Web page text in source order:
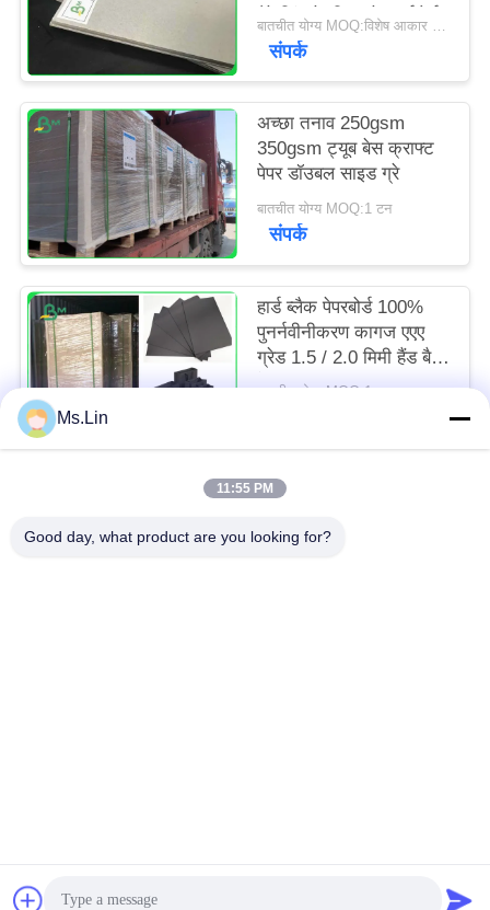
पैकेजिंग के लिए ग्रे कार्डबोर्ड
शीट
बातचीत योग्य MOQ:विशेष आकार के लिए 1 टन और मानक आकार के लिए 10 टन
संपर्क
अच्छा तनाव 250gsm
350gsm ट्यूब बेस क्राफ्ट
पेपर डॉउबल साइड ग्रे
बातचीत योग्य MOQ:1 टन
संपर्क
हार्ड ब्लैक पेपरबोर्ड 100%
पुनर्नवीनीकरण कागज एएए
ग्रेड 1.5 / 2.0 मिमी हैंड बैग
के लिए
बातचीत योग्य MOQ:1 लाख टन
लोकप्रिय श्रेणियां
Ms.Lin
11:55 PM
Good day, what product are you looking for?